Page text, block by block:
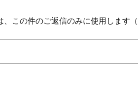
この件のご返信のみに使用します（